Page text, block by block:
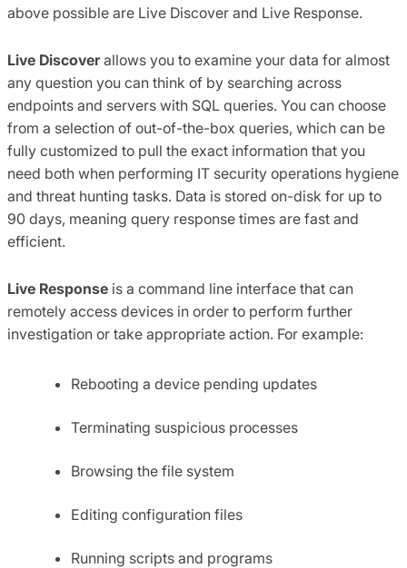
above possible are Live Discover and Live Response.
Live Discover allows you to examine your data for almost
any question you can think of by searching across
endpoints and servers with SQL queries. You can choose
from a selection of out-of-the-box queries, which can be
fully customized to pull the exact information that you
need both when performing IT security operations hygiene
and threat hunting tasks. Data is stored on-disk for up to
90 days, meaning query response times are fast and
efficient.
Live Response is a command line interface that can
remotely access devices in order to perform further
investigation or take appropriate action. For example:
Rebooting a device pending updates
Terminating suspicious processes
Browsing the file system
Editing configuration files
Running scripts and programs